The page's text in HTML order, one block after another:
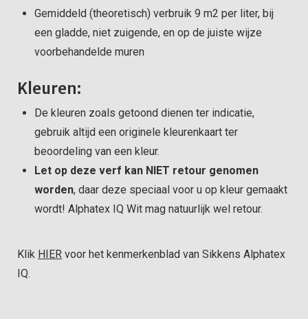
Gemiddeld (theoretisch) verbruik 9 m2 per liter, bij
een gladde, niet zuigende, en op de juiste wijze
voorbehandelde muren
Kleuren:
De kleuren zoals getoond dienen ter indicatie,
gebruik altijd een originele kleurenkaart ter
beoordeling van een kleur.
Let op deze verf kan NIET retour genomen
worden, daar deze speciaal voor u op kleur gemaakt
wordt! Alphatex IQ Wit mag natuurlijk wel retour.
Klik HIER voor het kenmerkenblad van Sikkens Alphatex
IQ.